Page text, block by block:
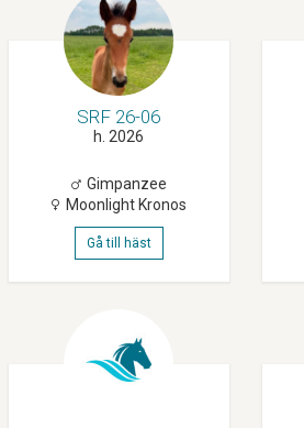
SRF 26-06
h. 2026
Gimpanzee
Moonlight Kronos
Gå till häst